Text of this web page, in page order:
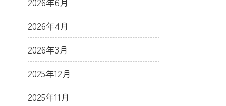
2026年4月
2026年3月
2025年12月
2025年11月